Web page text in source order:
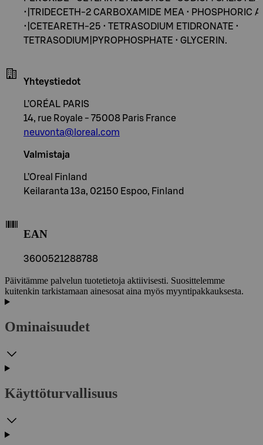
•|TRIDECETH-2 CARBOXAMIDE MEA • PHOSPHORIC
•|CETEARETH-25 • TETRASODIUM ETIDRONATE •
TETRASODIUM|PYROPHOSPHATE • GLYCERIN.
Yhteystiedot
L’ORÉAL PARIS
14, rue Royale - 75008 Paris France
neuvonta@loreal.com
Valmistaja
L’Oreal Finland
Keilaranta 13a, 02150 Espoo, Finland
EAN
3600521288788
Päivitämme palvelun tuotetietoja aktiivisesti. Suosittelemme
kuitenkin tarkistamaan ainesosat aina myös myyntipakkauksesta.
Ominaisuudet
Käyttöturvallisuus